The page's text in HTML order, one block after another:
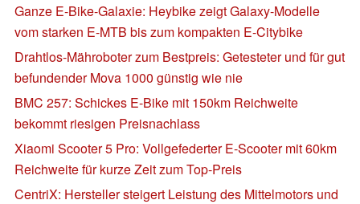
Ganze E-Bike-Galaxie: Heybike zeigt Galaxy-Modelle
vom starken E-MTB bis zum kompakten E-Citybike
Drahtlos-Mähroboter zum Bestpreis: Getesteter und für gut
befundender Mova 1000 günstig wie nie
BMC 257: Schickes E-Bike mit 150km Reichweite
bekommt riesigen Preisnachlass
Xiaomi Scooter 5 Pro: Vollgefederter E-Scooter mit 60km
Reichweite für kurze Zeit zum Top-Preis
CentriX: Hersteller steigert Leistung des Mittelmotors und